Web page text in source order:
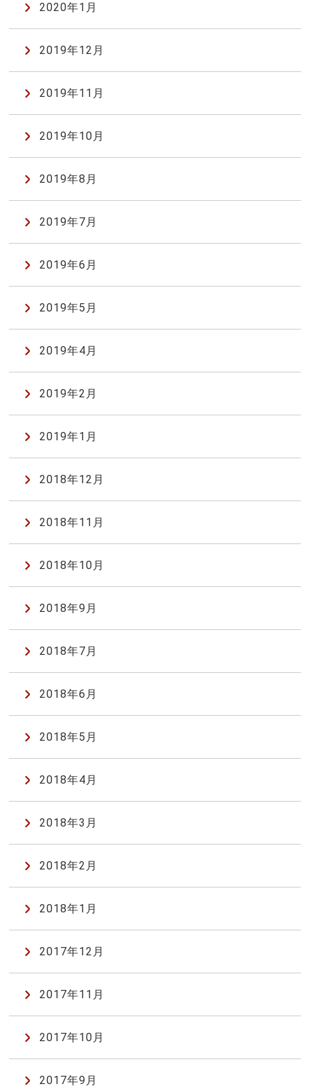
2020年1月
2019年12月
2019年11月
2019年10月
2019年8月
2019年7月
2019年6月
2019年5月
2019年4月
2019年2月
2019年1月
2018年12月
2018年11月
2018年10月
2018年9月
2018年7月
2018年6月
2018年5月
2018年4月
2018年3月
2018年2月
2018年1月
2017年12月
2017年11月
2017年10月
2017年9月